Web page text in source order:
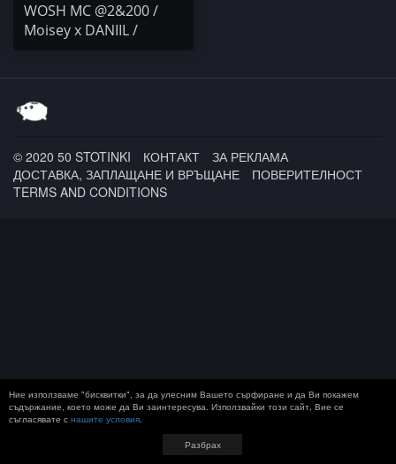
WOSH MC @2&200 /
Mоisey x DANIIL /
© 2020 50 STOTINKI КОНТАКТ
ЗА РЕКЛАМА
ДОСТАВКА, ЗАПЛАЩАНЕ И ВРЪЩАНЕ
ПОВЕРИТЕЛНОСТ
TERMS AND CONDITIONS
Ние използваме "бисквитки", за да улесним Вашето сърфиране и да Ви покажем
съдържание, което може да Ви заинтересува. Използвайки този сайт, Вие се
съгласявате с нашите условия.
Разбрах